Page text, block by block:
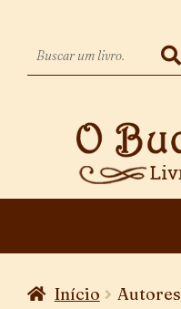
Início Autores